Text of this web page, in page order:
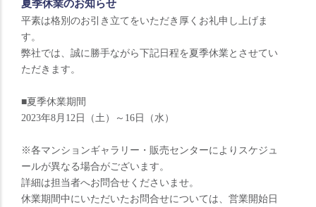
夏季休業のお知らせ
平素は格別のお引き立てをいただき厚くお礼申し上げま
す。
弊社では、誠に勝手ながら下記日程を夏季休業とさせてい
ただきます。
■夏季休業期間
2023年8月12日（土）～16日（水）
※各マンションギャラリー・販売センターによりスケジュ
ールが異なる場合がございます。
詳細は担当者へお問合せくださいませ。
休業期間中にいただいたお問合せについては、営業開始日